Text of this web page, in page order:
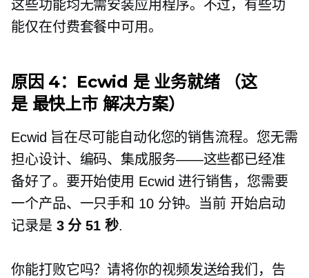
这些功能均无需安装应用程序。不过，有些功
能仅在付费套餐中可用。
原因 4：Ecwid 是 业务就绪（这
是 最快上市解决方案）
Ecwid 旨在尽可能自动化您的销售流程。您无需
担心设计、编码、集成服务——这些都已经准
备好了。要开始使用 Ecwid 进行销售，您需要
一个产品、一只手和 10 分钟。当前 开始启动
记录是 3 分 51 秒.
你能打败它吗？请将你的视频发送给我们，告